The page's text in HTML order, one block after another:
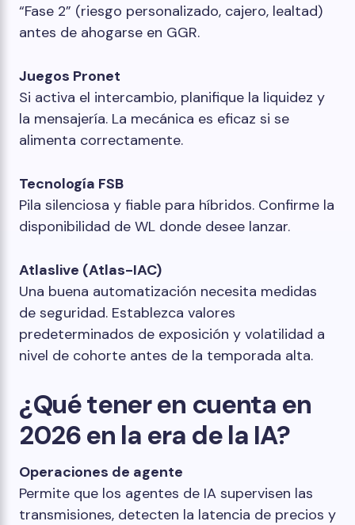
“Fase 2” (riesgo personalizado, cajero, lealtad)
antes de ahogarse en GGR.
Juegos Pronet
Si activa el intercambio, planifique la liquidez y
la mensajería. La mecánica es eficaz si se
alimenta correctamente.
Tecnología FSB
Pila silenciosa y fiable para híbridos. Confirme la
disponibilidad de WL donde desee lanzar.
Atlaslive (Atlas-IAC)
Una buena automatización necesita medidas
de seguridad. Establezca valores
predeterminados de exposición y volatilidad a
nivel de cohorte antes de la temporada alta.
¿Qué tener en cuenta en
2026 en la era de la IA?
Operaciones de agente
Permite que los agentes de IA supervisen las
transmisiones, detecten la latencia de precios y